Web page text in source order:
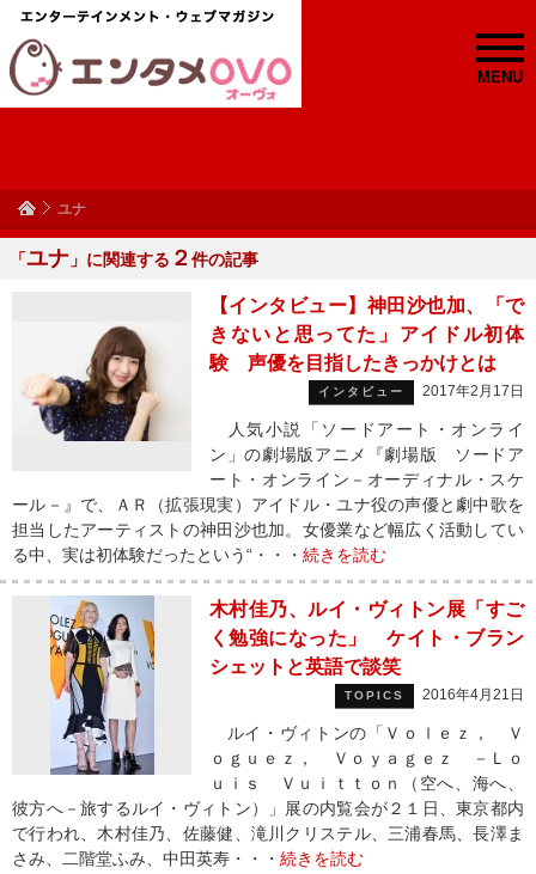
MENU
ユナ
「ユナ 」に関連する ２件の記事
【インタビュー】神田沙也加、「で
きないと思ってた」アイドル初体
験 声優を目指したきっかけとは
インタビュー 2017年2月17日
人気小説「ソードアート・オンライ
ン」の劇場版アニメ『劇場版 ソードア
ート・オンライン－オーディナル・スケ
ール－』で、ＡＲ（拡張現実）アイドル・ユナ役の声優と劇中歌を
担当したアーティストの神田沙也加。女優業など幅広く活動してい
る中、実は初体験だったという“・・・ 続きを読む
木村佳乃、ルイ・ヴィトン展「すご
く勉強になった」 ケイト・ブラン
シェットと英語で談笑
TOPICS 2016年4月21日
ルイ・ヴィトンの「Ｖｏｌｅｚ， Ｖ
ｏｇｕｅｚ， Ｖｏｙａｇｅｚ －Ｌｏ
ｕｉｓ Ｖｕｉｔｔｏｎ（空へ、海へ、
彼方へ－旅するルイ・ヴィトン）」展の内覧会が２１日、東京都内
で行われ、木村佳乃、佐藤健、滝川クリステル、三浦春馬、長澤ま
さみ、二階堂ふみ、中田英寿・・・ 続きを読む